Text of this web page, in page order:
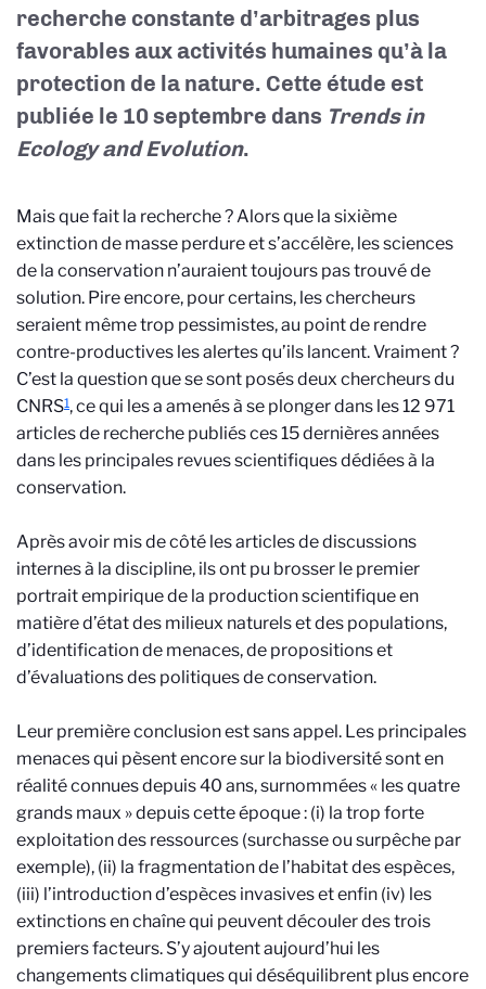
recherche constante d’arbitrages plus
favorables aux activités humaines qu’à la
protection de la nature. Cette étude est
publiée le 10 septembre dans Trends in
Ecology and Evolution.
Mais que fait la recherche ? Alors que la sixième
extinction de masse perdure et s’accélère, les sciences
de la conservation n’auraient toujours pas trouvé de
solution. Pire encore, pour certains, les chercheurs
seraient même trop pessimistes, au point de rendre
contre-productives les alertes qu’ils lancent. Vraiment ?
C’est la question que se sont posés deux chercheurs du
CNRS1, ce qui les a amenés à se plonger dans les 12 971
articles de recherche publiés ces 15 dernières années
dans les principales revues scientifiques dédiées à la
conservation.
Après avoir mis de côté les articles de discussions
internes à la discipline, ils ont pu brosser le premier
portrait empirique de la production scientifique en
matière d’état des milieux naturels et des populations,
d’identification de menaces, de propositions et
d’évaluations des politiques de conservation.
Leur première conclusion est sans appel. Les principales
menaces qui pèsent encore sur la biodiversité sont en
réalité connues depuis 40 ans, surnommées « les quatre
grands maux » depuis cette époque : (i) la trop forte
exploitation des ressources (surchasse ou surpêche par
exemple), (ii) la fragmentation de l’habitat des espèces,
(iii) l’introduction d’espèces invasives et enfin (iv) les
extinctions en chaîne qui peuvent découler des trois
premiers facteurs. S’y ajoutent aujourd’hui les
changements climatiques qui déséquilibrent plus encore